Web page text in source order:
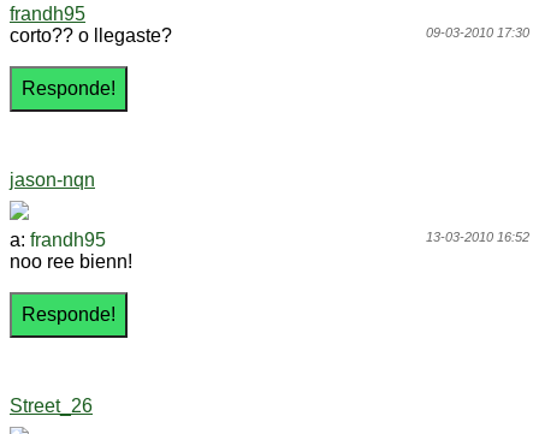
frandh95
09-03-2010 17:30
corto?? o llegaste?
jason-nqn
13-03-2010 16:52
a: frandh95
noo ree bienn!
Street_26